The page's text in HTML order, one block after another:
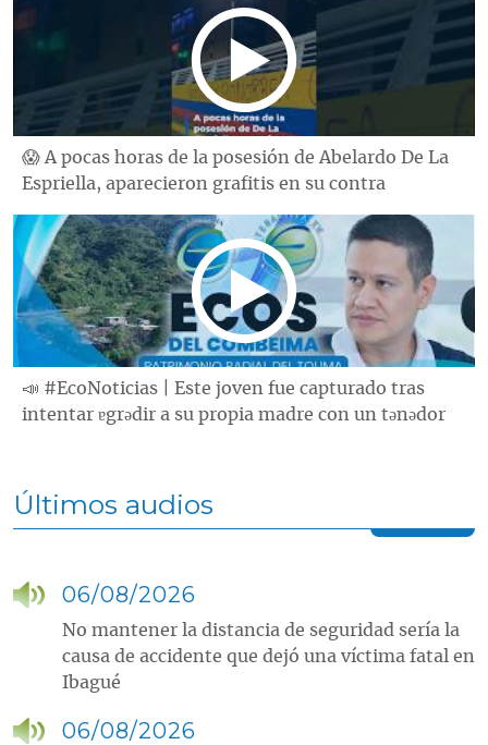
😱 A pocas horas de la posesión de Abelardo De La
Espriella, aparecieron grafitis en su contra
📣 #EcoNoticias | Este joven fue capturado tras
intentar ɐgrǝdir a su propia madre con un tǝnǝdor
Últimos audios
06/08/2026
No mantener la distancia de seguridad sería la
causa de accidente que dejó una víctima fatal en
Ibagué
06/08/2026